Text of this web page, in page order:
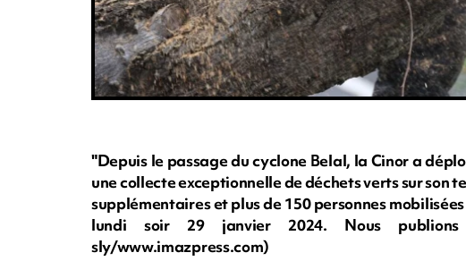
"Depuis le passage du cyclone Belal, la Cinor a
une collecte exceptionnelle de déchets verts sur son
supplémentaires et plus de 150 personnes
lundi soir 29 janvier 2024. Nous publions
sly/www.imazpress.com)